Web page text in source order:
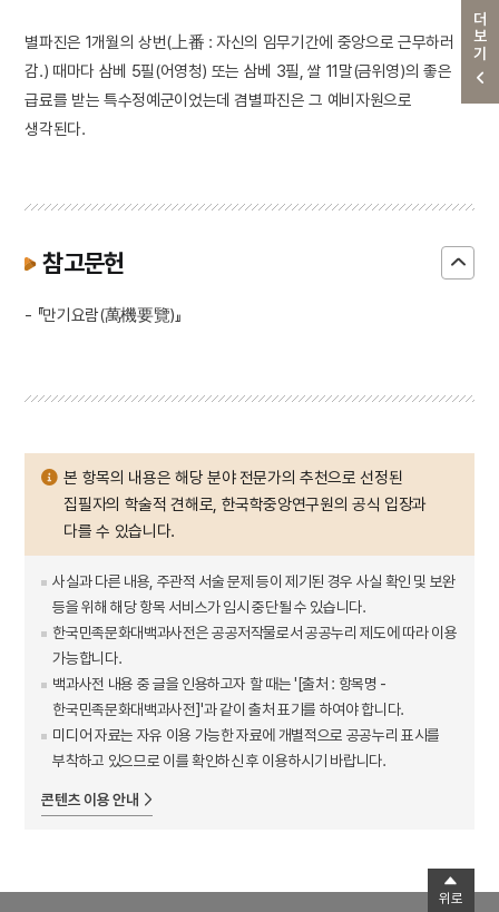
더보기
별파진은 1개월의 상번(上番 : 자신의 임무기간에 중앙으로 근무하러
감.) 때마다 삼베 5필(어영청) 또는 삼베 3필, 쌀 11말(금위영)의 좋은
급료를 받는 특수정예군이었는데 겸별파진은 그 예비자원으로
생각된다.
참고문헌
- 『만기요람(萬機要覽)』
본 항목의 내용은 해당 분야 전문가의 추천으로 선정된
집필자의 학술적 견해로, 한국학중앙연구원의 공식 입장과
다를 수 있습니다.
사실과 다른 내용, 주관적 서술 문제 등이 제기된 경우 사실 확인 및 보완
등을 위해 해당 항목 서비스가 임시 중단될 수 있습니다.
한국민족문화대백과사전은 공공저작물로서 공공누리 제도에 따라 이용
가능합니다.
백과사전 내용 중 글을 인용하고자 할 때는 '[출처 : 항목명 -
한국민족문화대백과사전]'과 같이 출처 표기를 하여야 합니다.
미디어 자료는 자유 이용 가능한 자료에 개별적으로 공공누리 표시를
부착하고 있으므로 이를 확인하신 후 이용하시기 바랍니다.
콘텐츠 이용 안내
위로